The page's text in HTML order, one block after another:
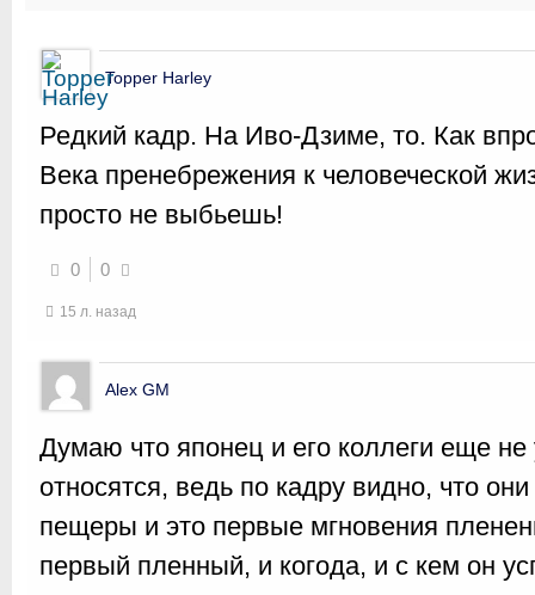
Topper Harley
Редкий кадр. На Иво-Дзиме, то. Как
Века пренебрежения к человеческой
просто не выбьешь!
0 0
15 л. назад
Alex GM
Думаю что японец и его коллеги еще не
относятся, ведь по кадру видно, что
пещеры и это первые мгновения
первый пленный, и когода, и с кем он